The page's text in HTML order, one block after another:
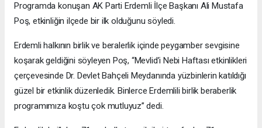
Programda konuşan AK Parti Erdemli İlçe Başkanı Ali Mustafa
Poş, etkinliğin ilçede bir ilk olduğunu söyledi.
Erdemli halkının birlik ve beralerlik içinde peygamber sevgisine
koşarak geldiğini söyleyen Poş, “Mevlid’i Nebi Haftası etkinlikleri
çerçevesinde Dr. Devlet Bahçeli Meydanında yüzbinlerin katıldığı
güzel bir etkinlik düzenledik. Binlerce Erdemlili birlik beraberlik
programımıza koştu çok mutluyuz’’ dedi.